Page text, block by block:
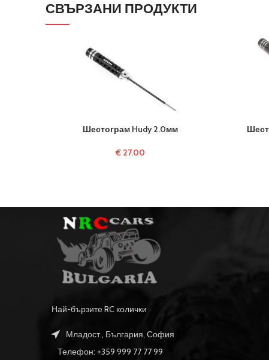
СВЪРЗАНИ ПРОДУКТИ
Шестограм Hudy 2.0мм
€ 27.00
Най-бързите RC колички
Младост , България, София
Телефон: +359 999 77 77 99